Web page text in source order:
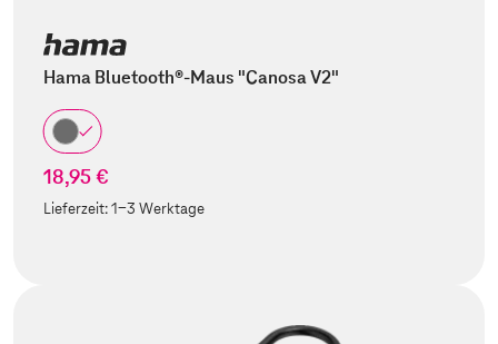
Hama Bluetooth®-Maus "Canosa V2"
18,95 €
Lieferzeit:1-3 Werktage